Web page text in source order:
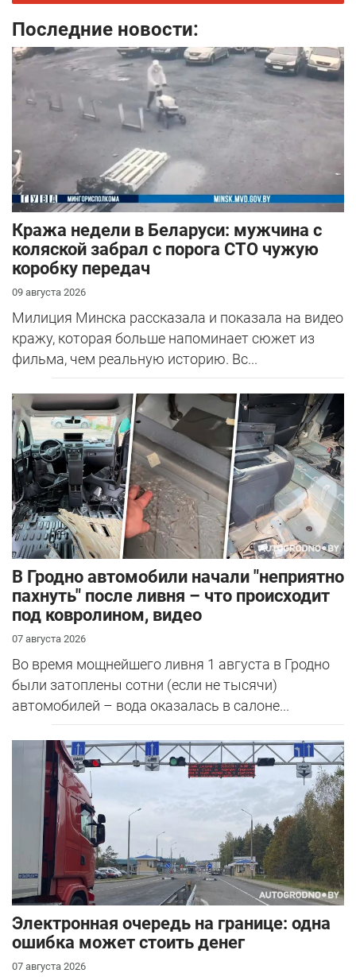
Последние новости:
Кража недели в Беларуси: мужчина с
коляской забрал с порога СТО чужую
коробку передач
09 августа 2026
Милиция Минска рассказала и показала на видео
кражу, которая больше напоминает сюжет из
фильма, чем реальную историю. Вс...
В Гродно автомобили начали "неприятно
пахнуть" после ливня – что происходит
под ковролином, видео
07 августа 2026
Во время мощнейшего ливня 1 августа в Гродно
были затоплены сотни (если не тысячи)
автомобилей – вода оказалась в салоне...
Электронная очередь на границе: одна
ошибка может стоить денег
07 августа 2026